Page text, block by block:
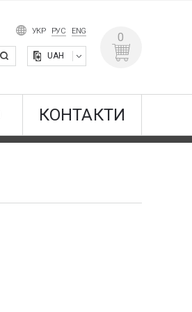
УКР РУС ENG
UAH
0
КОНТАКТИ